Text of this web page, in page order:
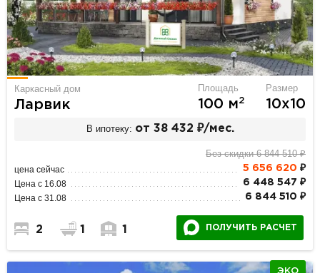
Каркасный дом
Ларвик
Площадь
100 м2
Размер
10х10
В ипотеку: от 38 432 ₽/мес.
Без скидки 6 844 510 ₽
цена сейчас 5 656 620 ₽
Цена с 16.08 6 448 547 ₽
Цена с 31.08 6 844 510 ₽
2 1 1 ПОЛУЧИТЬ РАСЧЕТ
ЭКО